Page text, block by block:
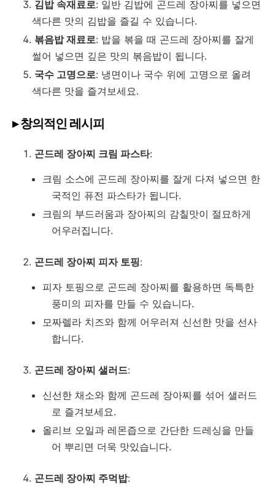
김밥 속재료로: 일반 김밥에 곤드레 장아찌를 넣으면
색다른 맛의 김밥을 즐길 수 있습니다.
볶음밥 재료로: 밥을 볶을 때 곤드레 장아찌를 잘게
썰어 넣으면 깊은 맛의 볶음밥이 됩니다.
국수 고명으로: 냉면이나 국수 위에 고명으로 올려
색다른 맛을 즐겨보세요.
▸ 창의적인 레시피
곤드레 장아찌 크림 파스타:
크림 소스에 곤드레 장아찌를 잘게 다져 넣으면 한
국적인 퓨전 파스타가 됩니다.
크림의 부드러움과 장아찌의 감칠맛이 절묘하게
어우러집니다.
곤드레 장아찌 피자 토핑:
피자 토핑으로 곤드레 장아찌를 활용하면 독특한
풍미의 피자를 만들 수 있습니다.
모짜렐라 치즈와 함께 어우러져 신선한 맛을 선사
합니다.
곤드레 장아찌 샐러드:
신선한 채소와 함께 곤드레 장아찌를 섞어 샐러드
로 즐겨보세요.
올리브 오일과 레몬즙으로 간단한 드레싱을 만들
어 뿌리면 더욱 맛있습니다.
곤드레 장아찌 주먹밥: